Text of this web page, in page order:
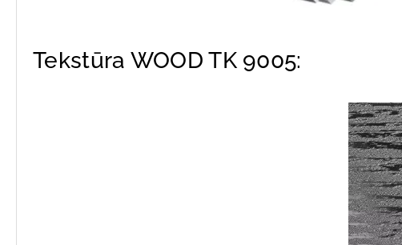
Tekstūra WOOD TK 9005: